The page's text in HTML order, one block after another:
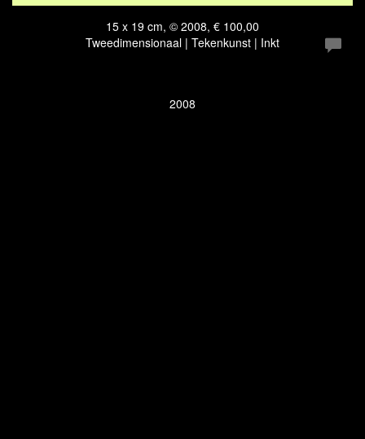
15 x 19 cm, © 2008, € 100,00
Tweedimensionaal | Tekenkunst | Inkt
2008